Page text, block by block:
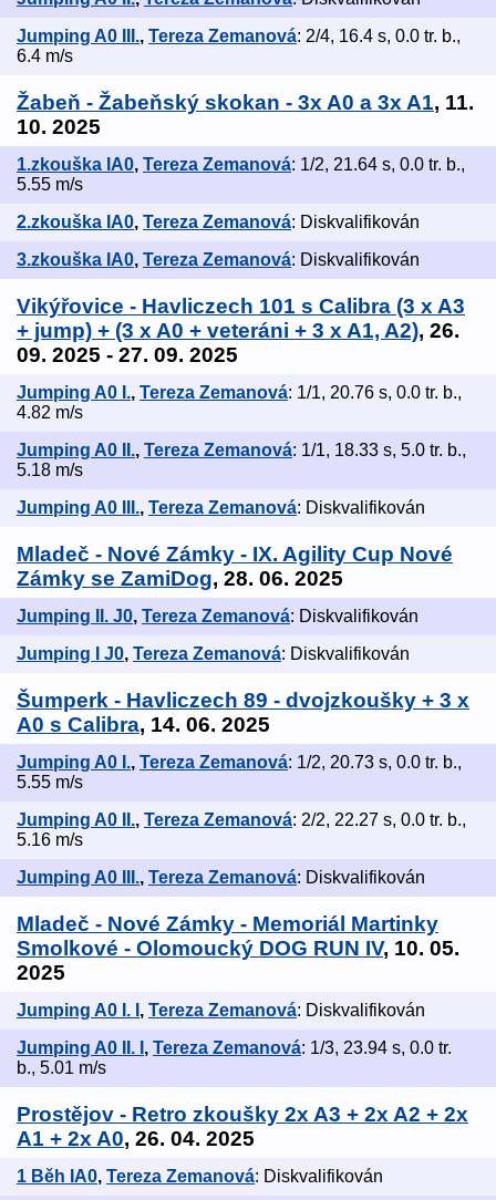
Jumping A0 III., Tereza Zemanová: 2/4, 16.4 s, 0.0 tr. b.,
6.4 m/s
Žabeň - Žabeňský skokan - 3x A0 a 3x A1, 11.
10. 2025
1.zkouška IA0, Tereza Zemanová: 1/2, 21.64 s, 0.0 tr. b.,
5.55 m/s
2.zkouška IA0, Tereza Zemanová: Diskvalifikován
3.zkouška IA0, Tereza Zemanová: Diskvalifikován
Vikýřovice - Havliczech 101 s Calibra (3 x A3
+ jump) + (3 x A0 + veteráni + 3 x A1, A2), 26.
09. 2025 - 27. 09. 2025
Jumping A0 I., Tereza Zemanová: 1/1, 20.76 s, 0.0 tr. b.,
4.82 m/s
Jumping A0 II., Tereza Zemanová: 1/1, 18.33 s, 5.0 tr. b.,
5.18 m/s
Jumping A0 III., Tereza Zemanová: Diskvalifikován
Mladeč - Nové Zámky - IX. Agility Cup Nové
Zámky se ZamiDog, 28. 06. 2025
Jumping II. J0, Tereza Zemanová: Diskvalifikován
Jumping I J0, Tereza Zemanová: Diskvalifikován
Šumperk - Havliczech 89 - dvojzkoušky + 3 x
A0 s Calibra, 14. 06. 2025
Jumping A0 I., Tereza Zemanová: 1/2, 20.73 s, 0.0 tr. b.,
5.55 m/s
Jumping A0 II., Tereza Zemanová: 2/2, 22.27 s, 0.0 tr. b.,
5.16 m/s
Jumping A0 III., Tereza Zemanová: Diskvalifikován
Mladeč - Nové Zámky - Memoriál Martinky
Smolkové - Olomoucký DOG RUN IV, 10. 05.
2025
Jumping A0 I. I , Tereza Zemanová: Diskvalifikován
Jumping A0 II. I , Tereza Zemanová: 1/3, 23.94 s, 0.0 tr.
b., 5.01 m/s
Prostějov - Retro zkoušky 2x A3 + 2x A2 + 2x
A1 + 2x A0, 26. 04. 2025
1 Běh IA0, Tereza Zemanová: Diskvalifikován